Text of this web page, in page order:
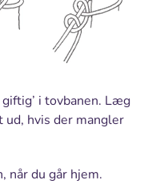
i tovbanen. Læg
ud, hvis der mangler
når du går hjem.